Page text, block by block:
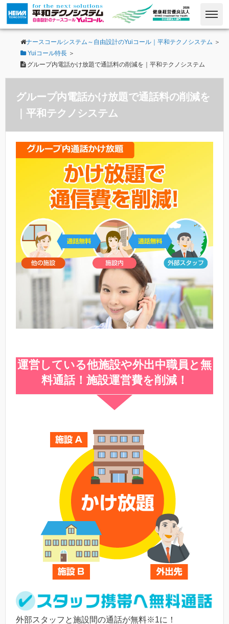
ナースコールシステム～自由設計のYuiコール｜平和テクノシステム ＞
Yuiコール特長 ＞
グループ内電話かけ放題で通話料の削減を｜平和テクノシステム
グループ内電話かけ放題で通話料の削減を
｜平和テクノシステム
運営している他施設や外出中職員と無
料通話！施設運営費を削減！
外部スタッフと施設間の通話が無料※1に！